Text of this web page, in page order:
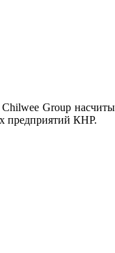
Group
предприятий КНР.